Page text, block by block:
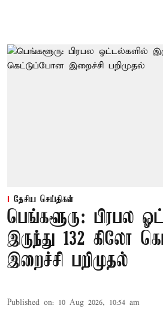
தேசிய செய்திகள்
பெங்களூரு: பிரபல
இருந்து 132 கிலோ
இறைச்சி பறிமுதல்
Published on: 10 Aug 2026, 10:54 am